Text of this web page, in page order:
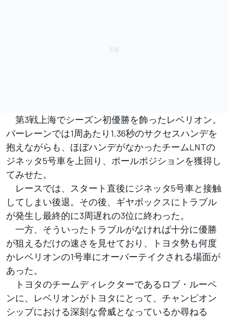
第3戦上海でシーズン初優勝を飾ったレベリオン。
バーレーンでは1周あたり1.36秒のサクセスハンデを
抱えながらも、ほぼハンデがなかったチームLNTの
ジネッタ5号車を上回り、ポールポジションを獲得し
てみせた。
レースでは、スタート直後にジネッタ5号車と接触
してしまい後退。その後、ギヤボックスにトラブル
が発生し最終的に3周遅れの3位に終わった。
一方、そういったトラブルがなければ十分に優勝
が狙えるだけの速さを見せており、トヨタ勢も何度
かレベリオンの1号車にオーバーテイクされる場面が
あった。
トヨタのチームディレクターであるロブ・ルーペ
ンに、レベリオンがトヨタにとって、チャンピオン
シップにおける深刻な脅威となっているか尋ねる